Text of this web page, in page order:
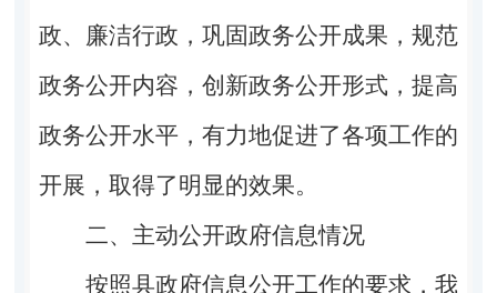
政、廉洁行政，巩固政务公开成果，规范
政务公开内容，创新政务公开形式，提高
政务公开水平，有力地促进了各项工作的
开展，取得了明显的效果。
二、主动公开政府信息情况
按照县政府信息公开工作的要求，我